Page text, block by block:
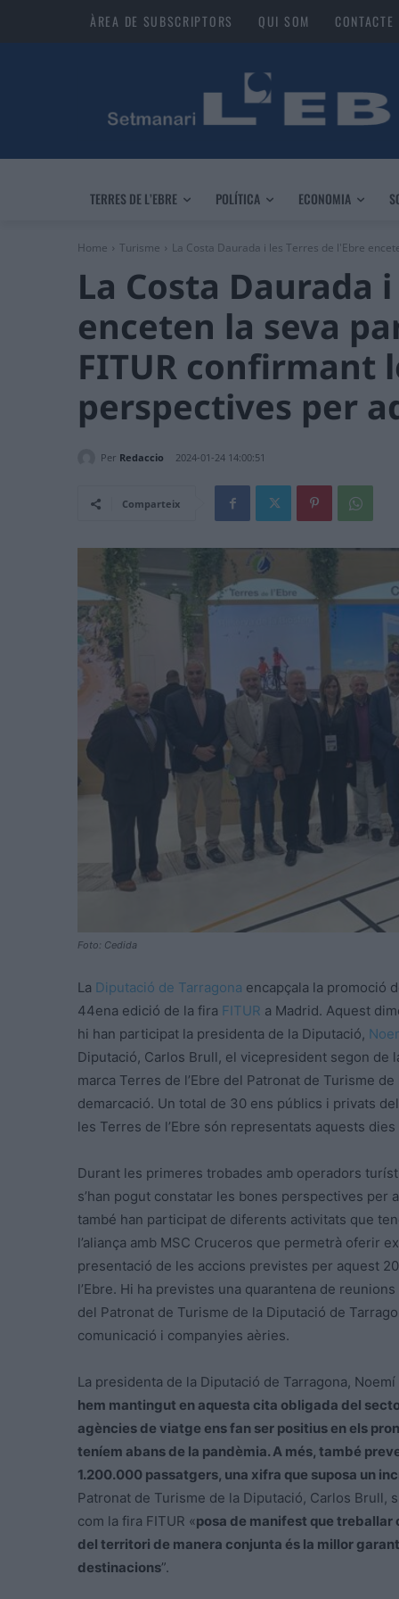
ÀREA DE SUBSCRIPTORS QUI SOM CONTACTE
TERRES DE L’EBRE POLÍTICA ECONOMIA
Home Turisme La Costa Daurada i les Terres de l'Ebre
La Costa Daurada
enceten la seva
FITUR confirmant
perspectives per
Per Redaccio 2024-01-24 14:00:51
Comparteix
Foto: Cedida
La Diputació de Tarragona encapçala la promoció
44ena edició de la fira FITUR a Madrid. Aquest
hi han participat la presidenta de la Diputació,
Diputació, Carlos Brull, el vicepresident segon de
marca Terres de l’Ebre del Patronat de Turisme
demarcació. Un total de 30 ens públics i privats
les Terres de l’Ebre són representats aquests dies
Durant les primeres trobades amb operadors
s’han pogut constatar les bones perspectives
també han participat de diferents activitats que
l’aliança amb MSC Cruceros que permetrà oferir
presentació de les accions previstes per aquest
l’Ebre. Hi ha previstes una quarantena de
del Patronat de Turisme de la Diputació de
comunicació i companyies aèries.
La presidenta de la Diputació de Tarragona,
hem mantingut en aquesta cita obligada del
agències de viatge ens fan ser positius en els
teníem abans de la pandèmia. A més, també
1.200.000 passatgers, una xifra que suposa un
Patronat de Turisme de la Diputació, Carlos
com la fira FITUR «posa de manifest que
del territori de manera conjunta és la millor
destinacions”.